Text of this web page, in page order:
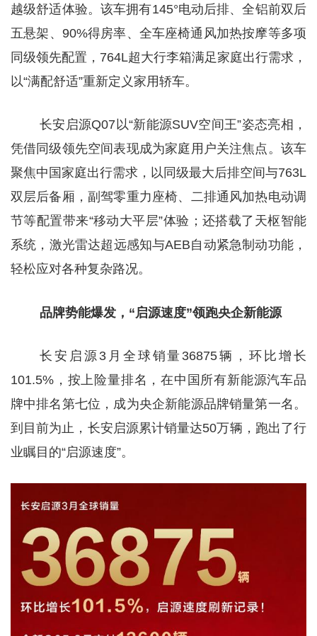
越级舒适体验。该车拥有145°电动后排、全铝前双后
五悬架、90%得房率、全车座椅通风加热按摩等多项
同级领先配置，764L超大行李箱满足家庭出行需求，
以“满配舒适”重新定义家用轿车。
长安启源Q07以“新能源SUV空间王”姿态亮相，
凭借同级领先空间表现成为家庭用户关注焦点。该车
聚焦中国家庭出行需求，以同级最大后排空间与763L
双层后备厢，副驾零重力座椅、二排通风加热电动调
节等配置带来“移动大平层”体验；还搭载了天枢智能
系统，激光雷达超远感知与AEB自动紧急制动功能，
轻松应对各种复杂路况。
品牌势能爆发，“启源速度”领跑央企新能源
长安启源3月全球销量36875辆，环比增长
101.5%，按上险量排名，在中国所有新能源汽车品
牌中排名第七位，成为央企新能源品牌销量第一名。
到目前为止，长安启源累计销量达50万辆，跑出了行
业瞩目的“启源速度”。